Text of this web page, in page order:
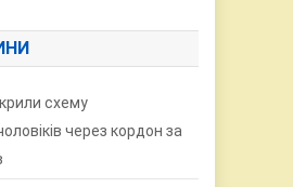
схему
через кордон за